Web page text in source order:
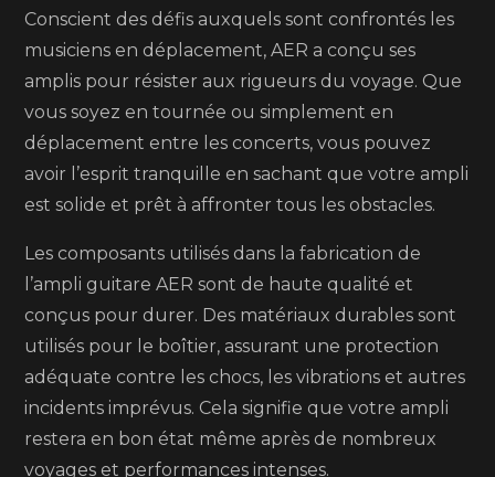
Conscient des défis auxquels sont confrontés les
musiciens en déplacement, AER a conçu ses
amplis pour résister aux rigueurs du voyage. Que
vous soyez en tournée ou simplement en
déplacement entre les concerts, vous pouvez
avoir l’esprit tranquille en sachant que votre ampli
est solide et prêt à affronter tous les obstacles.
Les composants utilisés dans la fabrication de
l’ampli guitare AER sont de haute qualité et
conçus pour durer. Des matériaux durables sont
utilisés pour le boîtier, assurant une protection
adéquate contre les chocs, les vibrations et autres
incidents imprévus. Cela signifie que votre ampli
restera en bon état même après de nombreux
voyages et performances intenses.